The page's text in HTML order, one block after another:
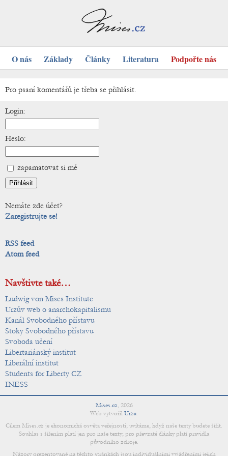
O nás Základy Články Literatura Podpořte nás
Pro psaní komentářů je třeba se přihlásit.
Login:
Heslo:
zapamatovat si mě
Nemáte zde účet?
Zaregistrujte se!
RSS feed
Atom feed
Navštivte také…
Ludwig von Mises Institute
Urzův web o anarchokapitalismu
Kanál Svobodného přístavu
Stoky Svobodného přístavu
Svoboda učení
Libertariánský institut
Liberální institut
Students for Liberty CZ
INESS
Mises.cz, 2026
Web vytvořil Urza.
Cílem Mises.cz je ekonomická osvěta veřejnosti; uvítáme, když naše texty budete šířit.
Souhlas s šířením platí jen pro naše texty; pro převzaté články platí pravidla
původního zdroje.
Názory prezentované na těchto stránkách jsou individuálními vyjádřeními jejich